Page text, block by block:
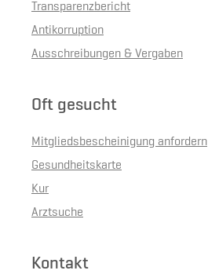
Transparenzbericht
Antikorruption
Ausschreibungen & Vergaben
Oft gesucht
Mitgliedsbescheinigung anfordern
Gesundheitskarte
Kur
Arztsuche
Kontakt